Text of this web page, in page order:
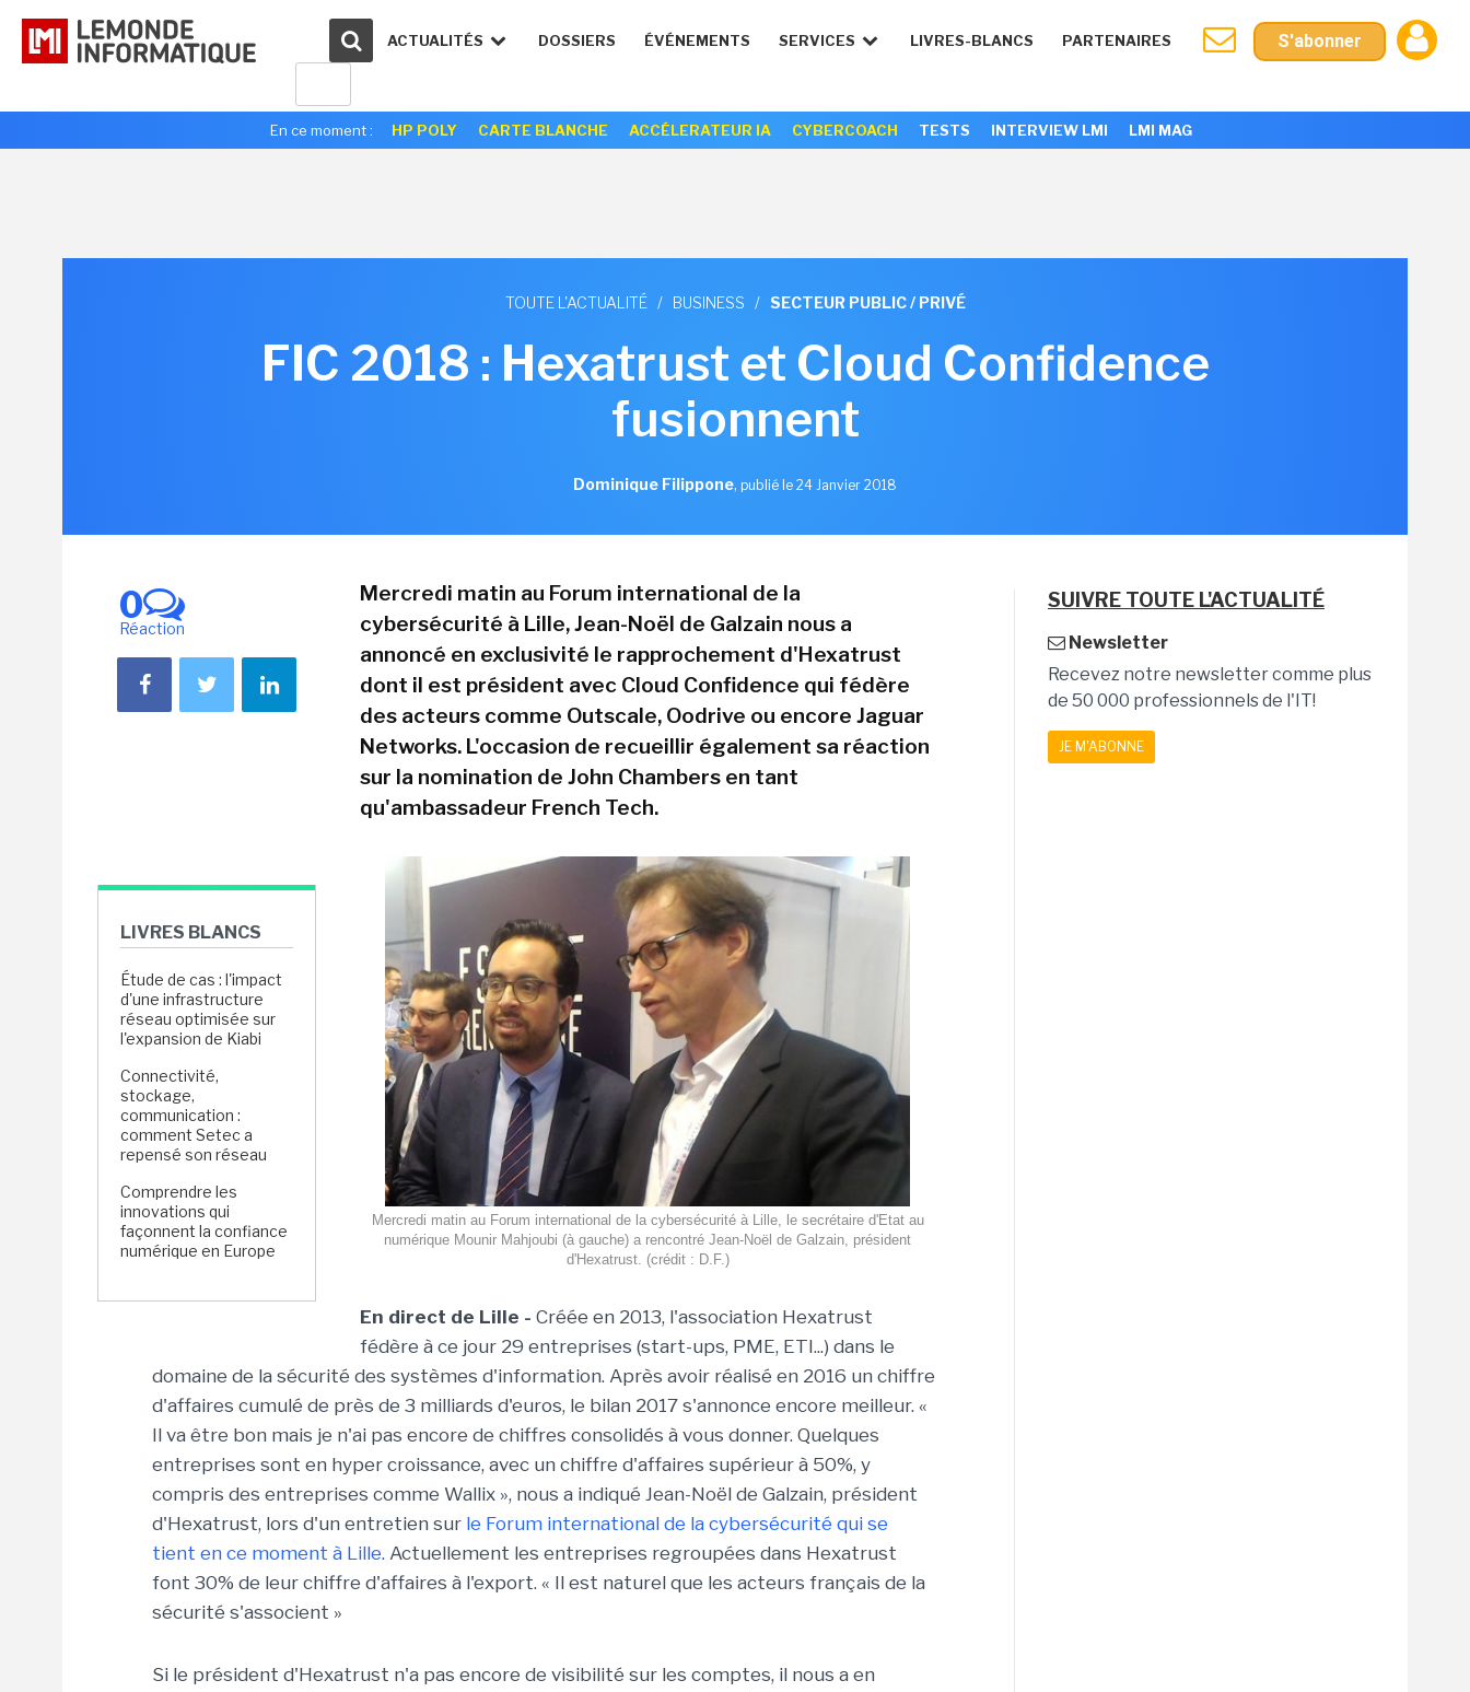
ACTUALITÉS DOSSIERS ÉVÉNEMENTS SERVICES LIVRES-BLANCS PARTENAIRES S'abonner
En ce moment : HP POLY CARTE BLANCHE ACCÉLERATEUR IA CYBERCOACH TESTS INTERVIEW LMI LMI MAG
TOUTE L'ACTUALITÉ / BUSINESS / SECTEUR PUBLIC / PRIVÉ
FIC 2018 : Hexatrust et Cloud Confidence
fusionnent
Dominique Filippone, publié le 24 Janvier 2018
0
Réaction
LIVRES BLANCS
Étude de cas : l'impact
d'une infrastructure
réseau optimisée sur
l'expansion de Kiabi
Connectivité,
stockage,
communication :
comment Setec a
repensé son réseau
Comprendre les
innovations qui
façonnent la confiance
numérique en Europe
Mercredi matin au Forum international de la
cybersécurité à Lille, Jean-Noël de Galzain nous a
annoncé en exclusivité le rapprochement d'Hexatrust
dont il est président avec Cloud Confidence qui fédère
des acteurs comme Outscale, Oodrive ou encore Jaguar
Networks. L'occasion de recueillir également sa réaction
sur la nomination de John Chambers en tant
qu'ambassadeur French Tech.
Mercredi matin au Forum international de la cybersécurité à Lille, le secrétaire d'Etat au
numérique Mounir Mahjoubi (à gauche) a rencontré Jean-Noël de Galzain, président
d'Hexatrust. (crédit : D.F.)
En direct de Lille - Créée en 2013, l'association Hexatrust
fédère à ce jour 29 entreprises (start-ups, PME, ETI...) dans le
domaine de la sécurité des systèmes d'information. Après avoir réalisé en 2016 un chiffre
d'affaires cumulé de près de 3 milliards d'euros, le bilan 2017 s'annonce encore meilleur. «
Il va être bon mais je n'ai pas encore de chiffres consolidés à vous donner. Quelques
entreprises sont en hyper croissance, avec un chiffre d'affaires supérieur à 50%, y
compris des entreprises comme Wallix », nous a indiqué Jean-Noël de Galzain, président
d'Hexatrust, lors d'un entretien sur le Forum international de la cybersécurité qui se
tient en ce moment à Lille. Actuellement les entreprises regroupées dans Hexatrust
font 30% de leur chiffre d'affaires à l'export. « Il est naturel que les acteurs français de la
sécurité s'associent »
Si le président d'Hexatrust n'a pas encore de visibilité sur les comptes, il nous a en
SUIVRE TOUTE L'ACTUALITÉ
Newsletter
Recevez notre newsletter comme plus
de 50 000 professionnels de l'IT!
JE M'ABONNE